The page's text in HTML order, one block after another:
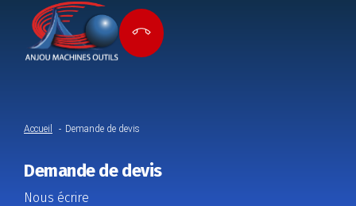
Accueil Demande de devis
Demande de devis
Nous écrire